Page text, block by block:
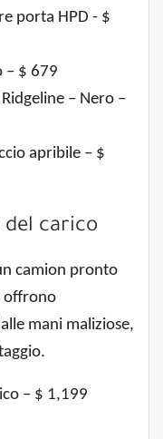
porta HPD - $
– $ 679
– Nero –
apribile – $
del carico
camion pronto
offrono
mani maliziose,
– $ 1,199